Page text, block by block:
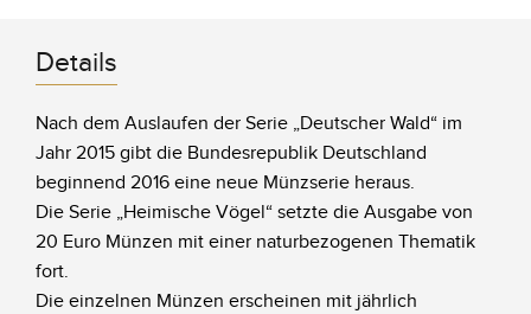
Details
Nach dem Auslaufen der Serie „Deutscher Wald“ im
Jahr 2015 gibt die Bundesrepublik Deutschland
beginnend 2016 eine neue Münzserie heraus.
Die Serie „Heimische Vögel“ setzte die Ausgabe von
20 Euro Münzen mit einer naturbezogenen Thematik
fort.
Die einzelnen Münzen erscheinen mit jährlich